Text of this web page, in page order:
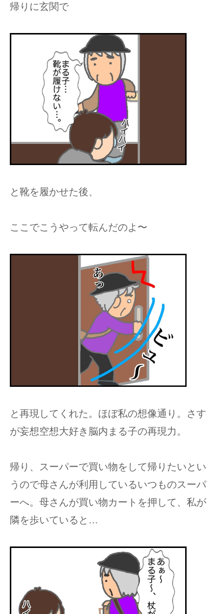
帰りに玄関で
と靴を履かせた後、
ここでこうやって転んだのよ〜
と再現してくれた。ほぼ私の想像通り。さす
が妄想空想大好き脳内まる子の再現力。
帰り、スーパーで買い物をして帰りたいとい
うので母さんが利用しているいつものスーパ
ーへ。母さんが買い物カートを押して、私が
隣を歩いていると…